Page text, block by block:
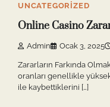
UNCATEGORIZED
Online Casino
Admin Ocak 3, 2025
Zararların Farkında
oranları genellikle
ile kaybettiklerini […]